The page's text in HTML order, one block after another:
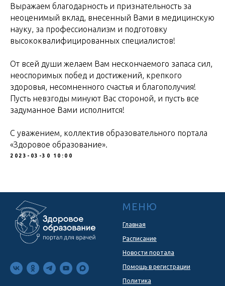
Выражаем благодарность и признательность за
неоценимый вклад, внесенный Вами в медицинскую
науку, за профессионализм и подготовку
высококвалифицированных специалистов!
От всей души желаем Вам нескончаемого запаса сил,
неоспоримых побед и достижений, крепкого
здоровья, несомненного счастья и благополучия!
Пусть невзгоды минуют Вас стороной, и пусть все
задуманное Вами исполнится!
С уважением, коллектив образовательного портала
«Здоровое образование».
2023-03-30 10:00
МЕНЮ
Главная
Расписание
Новости портала
Помощь в регистрации
Политика